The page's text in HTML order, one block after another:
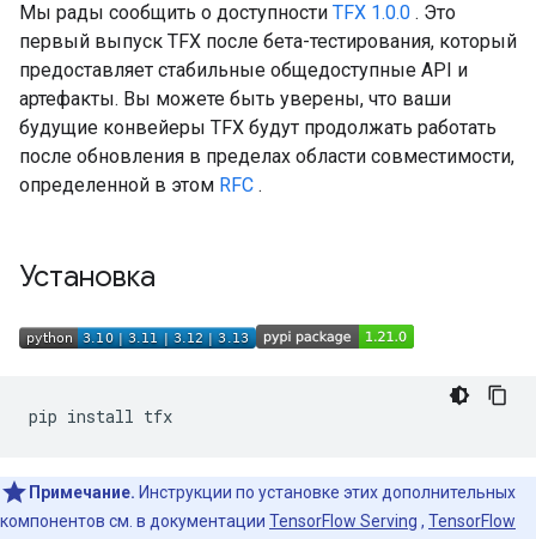
Мы рады сообщить о доступности TFX 1.0.0 . Это
первый выпуск TFX после бета-тестирования, который
предоставляет стабильные общедоступные API и
артефакты. Вы можете быть уверены, что ваши
будущие конвейеры TFX будут продолжать работать
после обновления в пределах области совместимости,
определенной в этом RFC .
Установка
pip install
Примечание. Инструкции по установке этих дополнительных
компонентов см. в документации TensorFlow Serving , TensorFlow